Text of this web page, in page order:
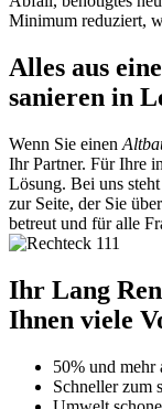
Minimum reduziert,
Alles aus
sanieren in
Wenn Sie einen
Ihr Partner. Für Ihre
Lösung. Bei uns
zur Seite, der Sie
betreut und für alle
Ihr Lang
Ihnen viele
50% und mehr
Schneller zum